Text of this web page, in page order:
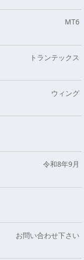
MT6
トランテックス
ウィング
令和8年9月
お問い合わせ下さい